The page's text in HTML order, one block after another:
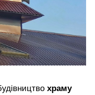
храму